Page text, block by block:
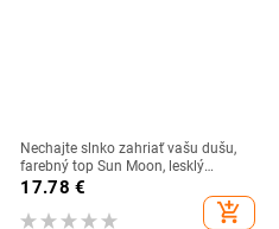
Nechajte slnko zahriať vašu dušu,
farebný top Sun Moon, lesklý
dievčenský letný trendy top s
rukávmi pre ženy, módny ležérny
vintage top
17.78 €
add_shopping_cart